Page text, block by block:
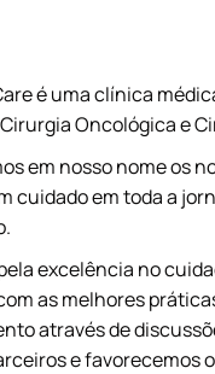
é uma clínica
Oncológica e
em nosso nome os
cuidado em toda a
excelência no
as melhores
através de
e favorecemos